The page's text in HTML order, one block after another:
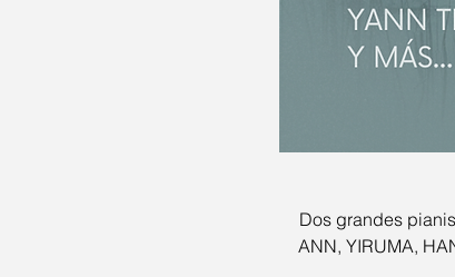
Dos grandes
ANN, YIRUMA,